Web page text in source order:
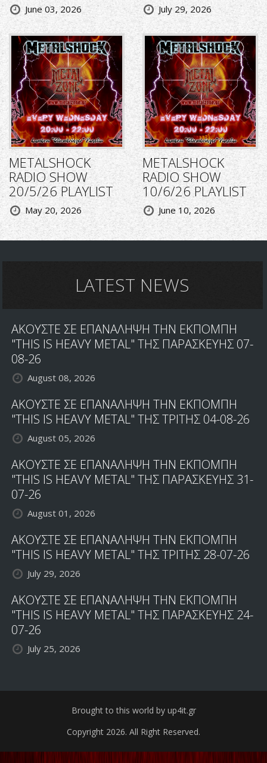
June 03, 2026 July 29, 2026
METALSHOCK
RADIO SHOW
20/5/26 PLAYLIST
May 20, 2026
METALSHOCK
RADIO SHOW
10/6/26 PLAYLIST
June 10, 2026
LATEST NEWS
ΑΚΟΥΣΤΕ ΣΕ ΕΠΑΝΑΛΗΨΗ ΤΗΝ ΕΚΠΟΜΠΗ
"THIS IS HEAVY METAL" ΤΗΣ ΠΑΡΑΣΚΕΥΗΣ 07-
08-26
August 08, 2026
ΑΚΟΥΣΤΕ ΣΕ ΕΠΑΝΑΛΗΨΗ ΤΗΝ ΕΚΠΟΜΠΗ
"THIS IS HEAVY METAL" ΤΗΣ ΤΡΙΤΗΣ 04-08-26
August 05, 2026
ΑΚΟΥΣΤΕ ΣΕ ΕΠΑΝΑΛΗΨΗ ΤΗΝ ΕΚΠΟΜΠΗ
"THIS IS HEAVY METAL" ΤΗΣ ΠΑΡΑΣΚΕΥΗΣ 31-
07-26
August 01, 2026
ΑΚΟΥΣΤΕ ΣΕ ΕΠΑΝΑΛΗΨΗ ΤΗΝ ΕΚΠΟΜΠΗ
"THIS IS HEAVY METAL" ΤΗΣ ΤΡΙΤΗΣ 28-07-26
July 29, 2026
ΑΚΟΥΣΤΕ ΣΕ ΕΠΑΝΑΛΗΨΗ ΤΗΝ ΕΚΠΟΜΠΗ
"THIS IS HEAVY METAL" ΤΗΣ ΠΑΡΑΣΚΕΥΗΣ 24-
07-26
July 25, 2026
Brought to this world by up4it.gr
Copyright 2026. All Right Reserved.